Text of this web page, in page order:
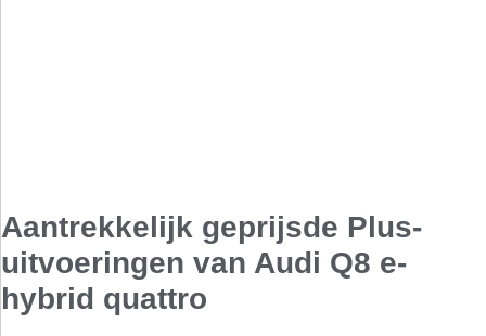
Aantrekkelijk geprijsde Plus-
uitvoeringen van Audi Q8 e-
hybrid quattro